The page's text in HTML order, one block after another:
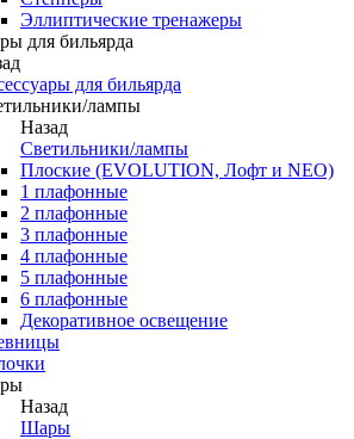
Эллиптические тренажеры
для бильярда
для бильярда
лампы
Назад
Светильники/лампы
Плоские (EVOLUTION, Лофт и NEO)
1 плафонные
2 плафонные
3 плафонные
4 плафонные
5 плафонные
6 плафонные
Декоративное освещение
Назад
Шары